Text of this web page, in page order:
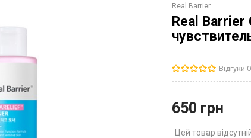
Real Barrier
Real
Відгуки 0
650 грн
Цей товар